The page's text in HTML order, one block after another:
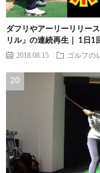
ダフリやアーリーリリー
リル」の連続再生｜ 1日1
2018.08.15 ゴルフの